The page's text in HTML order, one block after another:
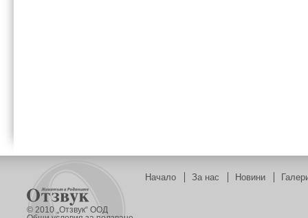
Начало За нас Новини
© 2010 „Отзвук“ ООД